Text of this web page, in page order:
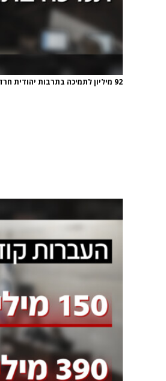
92 מיליון לתמיכה בתרבות יהודית חרדית. באוצר חושדים שהסכום עובר בצורה לא תקינה